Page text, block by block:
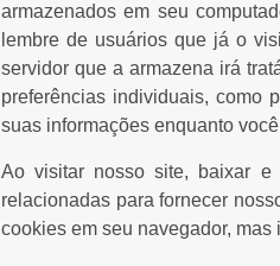
armazenados em seu
lembre de usuários que já o
servidor que a armazena irá
preferências individuais, como
suas informações enquanto
Ao visitar nosso site, baixar
relacionadas para fornecer
cookies em seu navegador,